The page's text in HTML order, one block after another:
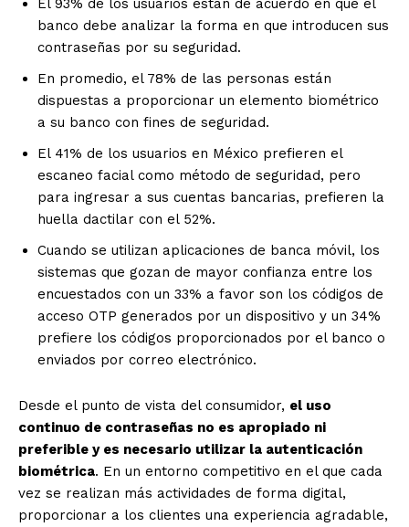
El 93% de los usuarios están de acuerdo en que el
banco debe analizar la forma en que introducen sus
contraseñas por su seguridad.
En promedio, el 78% de las personas están
dispuestas a proporcionar un elemento biométrico
a su banco con fines de seguridad.
El 41% de los usuarios en México prefieren el
escaneo facial como método de seguridad, pero
para ingresar a sus cuentas bancarias, prefieren la
huella dactilar con el 52%.
Cuando se utilizan aplicaciones de banca móvil, los
sistemas que gozan de mayor confianza entre los
encuestados con un 33% a favor son los códigos de
acceso OTP generados por un dispositivo y un 34%
prefiere los códigos proporcionados por el banco o
enviados por correo electrónico.
Desde el punto de vista del consumidor, el uso
continuo de contraseñas no es apropiado ni
preferible y es necesario utilizar la autenticación
biométrica. En un entorno competitivo en el que cada
vez se realizan más actividades de forma digital,
proporcionar a los clientes una experiencia agradable,